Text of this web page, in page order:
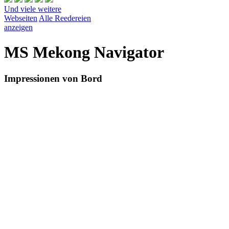
Und viele weitere
Webseiten Alle Reedereien
anzeigen
MS Mekong Navigator
Impressionen von Bord